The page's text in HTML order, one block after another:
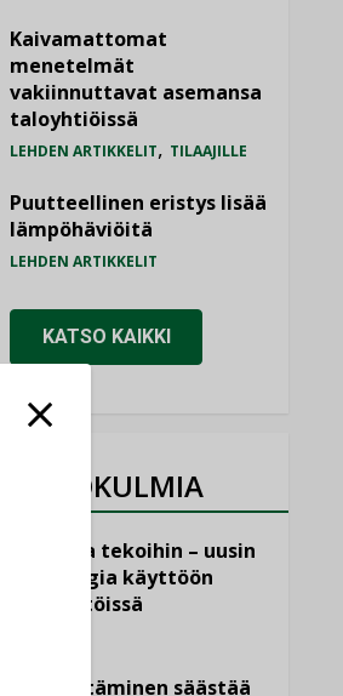
Kaivamattomat
menetelmät
vakiinnuttavat asemansa
taloyhtiöissä
LEHDEN ARTIKKELIT, TILAAJILLE
Puutteellinen eristys lisää
lämpöhäviöitä
LEHDEN ARTIKKELIT
KATSO KAIKKI
NÄKÖKULMIA
Puheista tekoihin – uusin
teknologia käyttöön
kiinteistöissä
Sähköistäminen säästää